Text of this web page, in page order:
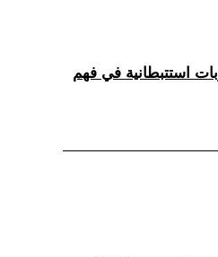
استتبطانية في فهم